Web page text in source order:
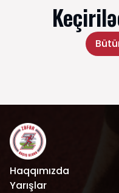
Haqqımızda
Yarışlar